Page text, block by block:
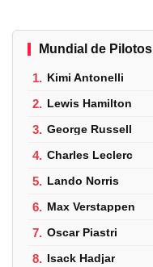
Mundial de Pilotos
1. Kimi Antonelli
2. Lewis Hamilton
3. George Russell
4. Charles Leclerc
5. Lando Norris
6. Max Verstappen
7. Oscar Piastri
8. Isack Hadjar